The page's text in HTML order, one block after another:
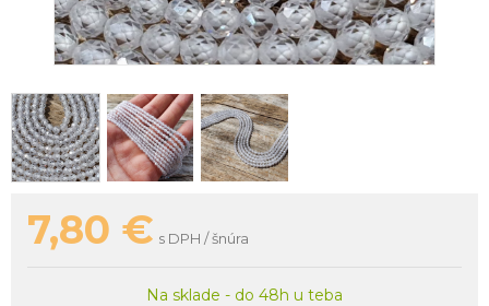
7,80 € s DPH / šnúra
Na sklade - do 48h u teba